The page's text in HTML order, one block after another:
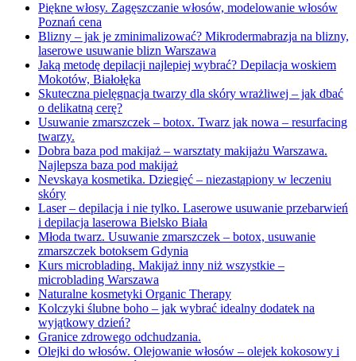
Piękne włosy. Zagęszczanie włosów, modelowanie włosów
Poznań cena
Blizny – jak je zminimalizować? Mikrodermabrazja na blizny,
laserowe usuwanie blizn Warszawa
Jaką metodę depilacji najlepiej wybrać? Depilacja woskiem
Mokotów, Białołęka
Skuteczna pielęgnacja twarzy dla skóry wrażliwej – jak dbać
o delikatną cerę?
Usuwanie zmarszczek – botox. Twarz jak nowa – resurfacing
twarzy.
Dobra baza pod makijaż – warsztaty makijażu Warszawa.
Najlepsza baza pod makijaż
Nevskaya kosmetika. Dziegięć – niezastąpiony w leczeniu
skóry
Laser – depilacja i nie tylko. Laserowe usuwanie przebarwień
i depilacja laserowa Bielsko Biała
Młoda twarz. Usuwanie zmarszczek – botox, usuwanie
zmarszczek botoksem Gdynia
Kurs microblading. Makijaż inny niż wszystkie –
microblading Warszawa
Naturalne kosmetyki Organic Therapy
Kolczyki ślubne boho – jak wybrać idealny dodatek na
wyjątkowy dzień?
Granice zdrowego odchudzania.
Olejki do włosów. Olejowanie włosów – olejek kokosowy i